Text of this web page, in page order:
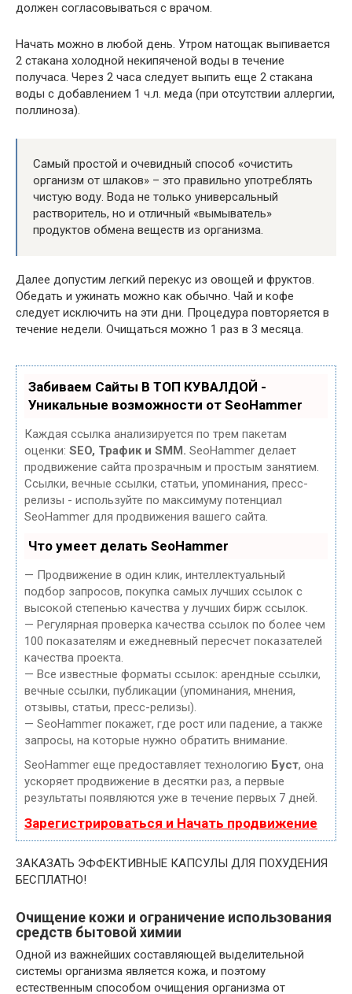
должен согласовываться с врачом.
Начать можно в любой день. Утром натощак выпивается
2 стакана холодной некипяченой воды в течение
получаса. Через 2 часа следует выпить еще 2 стакана
воды с добавлением 1 ч.л. меда (при отсутствии аллергии,
поллиноза).
Самый простой и очевидный способ «очистить
организм от шлаков» – это правильно употреблять
чистую воду. Вода не только универсальный
растворитель, но и отличный «вымыватель»
продуктов обмена веществ из организма.
Далее допустим легкий перекус из овощей и фруктов.
Обедать и ужинать можно как обычно. Чай и кофе
следует исключить на эти дни. Процедура повторяется в
течение недели. Очищаться можно 1 раз в 3 месяца.
Забиваем Сайты В ТОП КУВАЛДОЙ -
Уникальные возможности от SeoHammer
Каждая ссылка анализируется по трем пакетам
оценки: SEO, Трафик и SMM. SeoHammer делает
продвижение сайта прозрачным и простым занятием.
Ссылки, вечные ссылки, статьи, упоминания, пресс-
релизы - используйте по максимуму потенциал
SeoHammer для продвижения вашего сайта.
Что умеет делать SeoHammer
— Продвижение в один клик, интеллектуальный
подбор запросов, покупка самых лучших ссылок с
высокой степенью качества у лучших бирж ссылок.
— Регулярная проверка качества ссылок по более чем
100 показателям и ежедневный пересчет показателей
качества проекта.
— Все известные форматы ссылок: арендные ссылки,
вечные ссылки, публикации (упоминания, мнения,
отзывы, статьи, пресс-релизы).
— SeoHammer покажет, где рост или падение, а также
запросы, на которые нужно обратить внимание.
SeoHammer еще предоставляет технологию Буст, она
ускоряет продвижение в десятки раз, а первые
результаты появляются уже в течение первых 7 дней.
Зарегистрироваться и Начать продвижение
ЗАКАЗАТЬ ЭФФЕКТИВНЫЕ КАПСУЛЫ ДЛЯ ПОХУДЕНИЯ
БЕСПЛАТНО!
Очищение кожи и ограничение использования
средств бытовой химии
Одной из важнейших составляющей выделительной
системы организма является кожа, и поэтому
естественным способом очищения организма от